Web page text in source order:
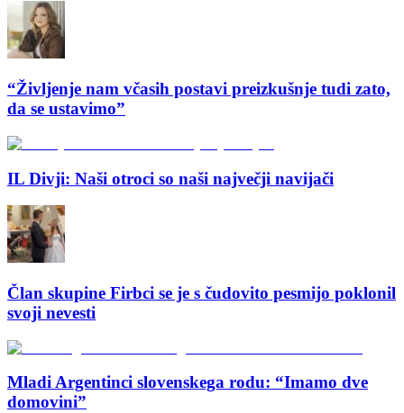
“Življenje nam včasih postavi preizkušnje tudi zato,
da se ustavimo”
IL Divji: Naši otroci so naši največji navijači
Član skupine Firbci se je s čudovito pesmijo poklonil
svoji nevesti
Mladi Argentinci slovenskega rodu: “Imamo dve
domovini”